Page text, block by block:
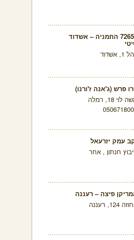
72658 החמניה – אשדוד
אשדוד
פרש (ג'אנה ז'ורנו)
לוי 18, רמלה
עמק יזרעאל
חנתון , אחר
פיצה – רעננה
124, רעננה